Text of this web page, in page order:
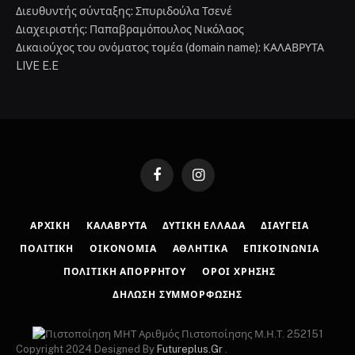
Διευθυντής σύνταξης: Σπυριδούλα Τσενέ
Διαχειριστής: Παπαβραμόπουλος Νικόλαος
Δικαιούχος του ονόματος τομέα (domain name): ΚΑΛΑΒΡΥΤΑ
LIVE E.E
FacebookInstagram
ΑΡΧΙΚΉ ΚΑΛΆΒΡΥΤΑ ΔΥΤΙΚΉ ΕΛΛΆΔΑ ΔΙΑΎΓΕΙΑ
ΠΟΛΙΤΙΚΉ ΟΙΚΟΝΟΜΊΑ ΑΘΛΗΤΙΚΆ ΕΠΙΚΟΙΝΩΝΊΑ
ΠΟΛΙΤΙΚΉ ΑΠΟΡΡΉΤΟΥ ΌΡΟΙ ΧΡΉΣΗΣ
ΔΉΛΩΣΗ ΣΥΜΜΌΡΦΩΣΗΣ
Αριθμός Πιστοποίησης Μ.Η.Τ. 252151
Copyright 2024 Designed By Futureplus.Gr